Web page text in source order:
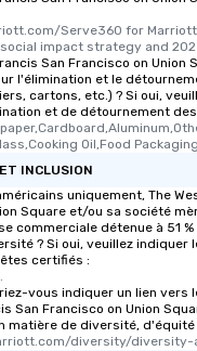
Serve360 for
impact strategy and
San Francisco on Union
l'élimination et le
cartons, etc.) ? Si oui,
et de détournement
Oil,Food Packaging
INCLUSION
uniquement, The
Square et/ou sa société
commerciale détenue à 51
? Si oui, veuillez indiquer
certifiés :
vous indiquer un lien vers
San Francisco on Union
matière de diversité,
diversity/diversity-